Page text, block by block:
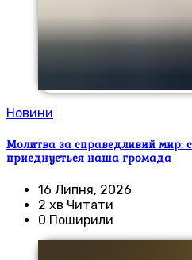
Новини
Молитва за справедливий мир:
приєднується наша громада
16 Липня, 2026
2 хв Читати
0 Поширили